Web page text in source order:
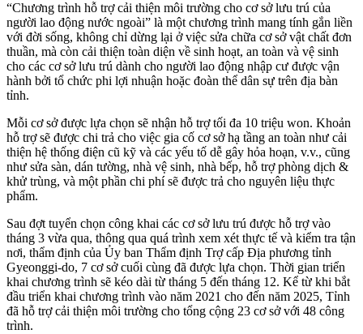
“Chương trình hỗ trợ cải thiện môi trường cho cơ sở lưu trú của
người lao động nước ngoài” là một chương trình mang tính gắn liền
với đời sống, không chỉ dừng lại ở việc sửa chữa cơ sở vật chất đơn
thuần, mà còn cải thiện toàn diện về sinh hoạt, an toàn và vệ sinh
cho các cơ sở lưu trú dành cho người lao động nhập cư được vận
hành bởi tổ chức phi lợi nhuận hoặc đoàn thể dân sự trên địa bàn
tỉnh.
Mỗi cơ sở được lựa chọn sẽ nhận hỗ trợ tối đa 10 triệu won. Khoản
hỗ trợ sẽ được chi trả cho việc gia cố cơ sở hạ tầng an toàn như cải
thiện hệ thống điện cũ kỹ và các yếu tố dễ gây hỏa hoạn, v.v., cũng
như sửa sàn, dán tường, nhà vệ sinh, nhà bếp, hỗ trợ phòng dịch &
khử trùng, và một phần chi phí sẽ được trả cho nguyên liệu thực
phẩm.
Sau đợt tuyển chọn công khai các cơ sở lưu trú được hỗ trợ vào
tháng 3 vừa qua, thông qua quá trình xem xét thực tế và kiểm tra tận
nơi, thẩm định của Ủy ban Thẩm định Trợ cấp Địa phương tỉnh
Gyeonggi-do, 7 cơ sở cuối cùng đã được lựa chọn. Thời gian triển
khai chương trình sẽ kéo dài từ tháng 5 đến tháng 12. Kể từ khi bắt
đầu triển khai chương trình vào năm 2021 cho đến năm 2025, Tỉnh
đã hỗ trợ cải thiện môi trường cho tổng cộng 23 cơ sở với 48 công
trình.